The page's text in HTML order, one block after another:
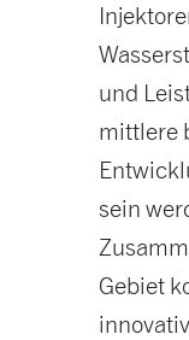
und
mittlere
sein
Gebiet